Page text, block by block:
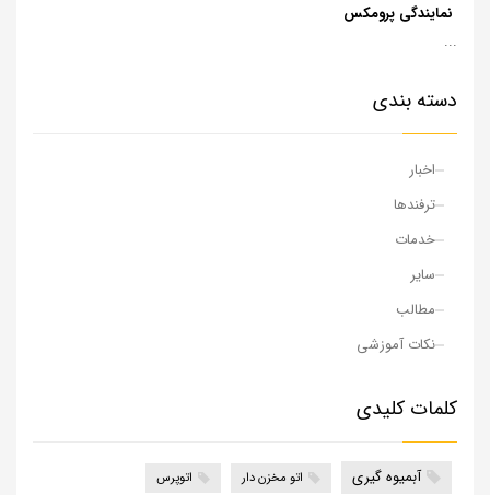
نمایندگی پرومکس
...
دسته بندی
اخبار
ترفندها
خدمات
سایر
مطالب
نکات آموزشی
کلمات کلیدی
آبمیوه گیری اتو مخزن دار اتوپرس